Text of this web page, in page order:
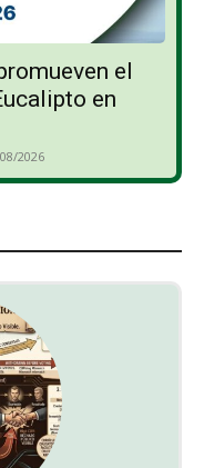
el
en
2026